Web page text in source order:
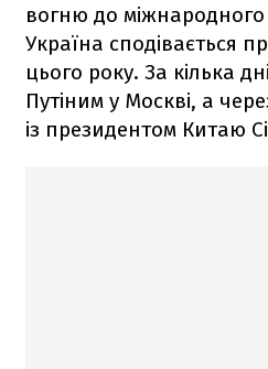
вогню до міжнародного
Україна сподівається
цього року. За кілька
Путіним у Москві, а
із президентом Китаю